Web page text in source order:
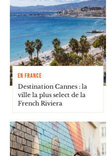
EN FRANCE
Destination Cannes : la
ville la plus select de la
French Riviera